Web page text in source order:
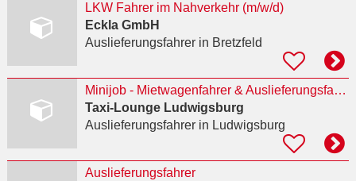
LKW Fahrer im Nahverkehr (m/w/d)
Eckla GmbH
Auslieferungsfahrerin Bretzfeld
Minijob - Mietwagenfahrer & Auslieferungsfahrer / Fahrdienst
Taxi-Lounge Ludwigsburg
Auslieferungsfahrerin Ludwigsburg
Auslieferungsfahrer